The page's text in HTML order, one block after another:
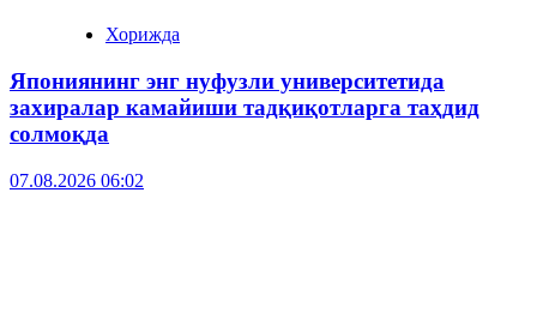
Хорижда
Япониянинг энг нуфузли университетида
захиралар камайиши тадқиқотларга таҳдид
солмоқда
07.08.2026 06:02